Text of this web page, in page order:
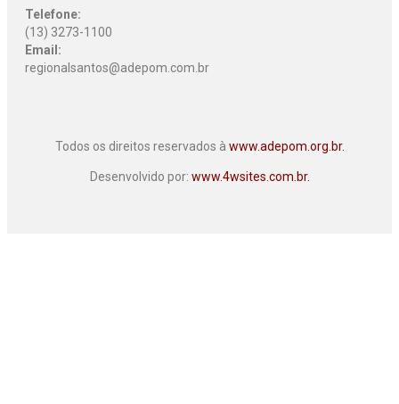
Telefone:
(13) 3273-1100
Email:
regionalsantos@adepom.com.br
Todos os direitos reservados à www.adepom.org.br.
Desenvolvido por: www.4wsites.com.br.